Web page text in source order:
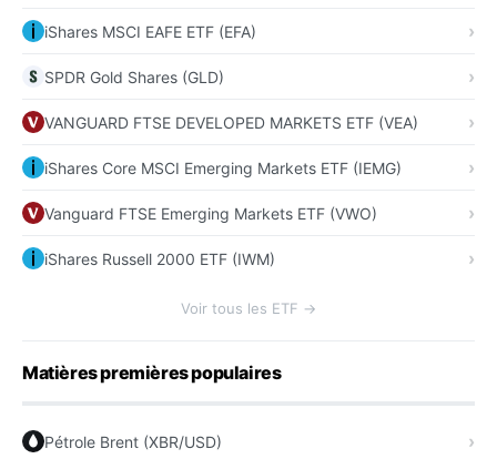
iShares MSCI EAFE ETF (EFA)
SPDR Gold Shares (GLD)
VANGUARD FTSE DEVELOPED MARKETS ETF (VEA)
iShares Core MSCI Emerging Markets ETF (IEMG)
Vanguard FTSE Emerging Markets ETF (VWO)
iShares Russell 2000 ETF (IWM)
Voir tous les ETF →
Matières premières populaires
Pétrole Brent (XBR/USD)